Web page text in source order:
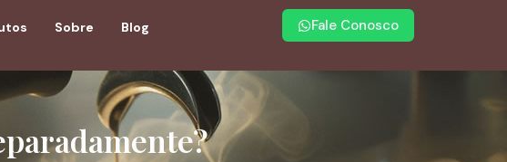
Sobre Blog Fale Conosco